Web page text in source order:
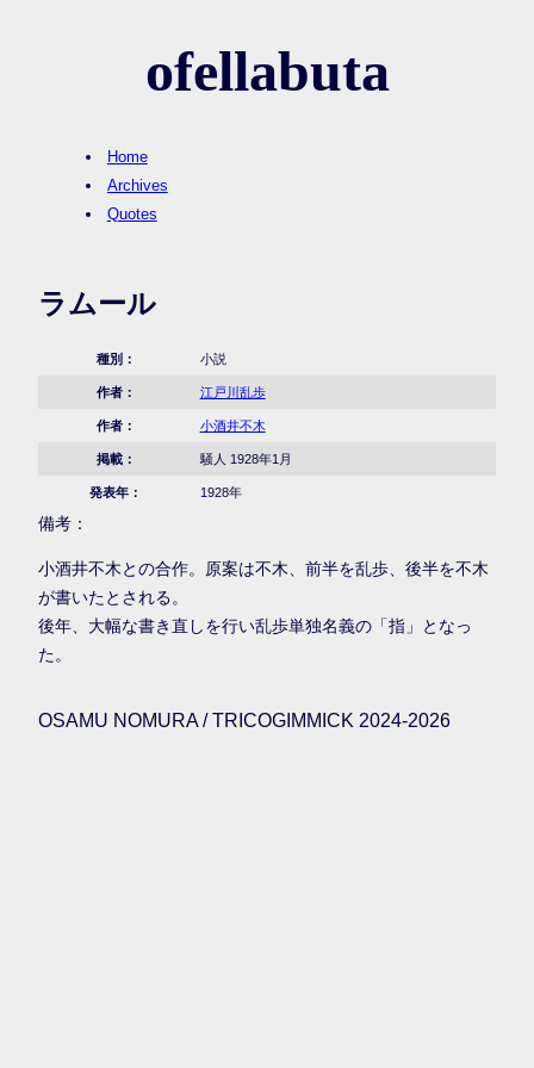
ofellabuta
Home
Archives
Quotes
ラムール
種別： 小説
作者： 江戸川乱歩
作者： 小酒井不木
掲載： 騒人 1928年1月
発表年： 1928年
備考：
小酒井不木との合作。原案は不木、前半を乱歩、後半を不木
が書いたとされる。
後年、大幅な書き直しを行い乱歩単独名義の「指」となっ
た。
OSAMU NOMURA / TRICOGIMMICK 2024-2026